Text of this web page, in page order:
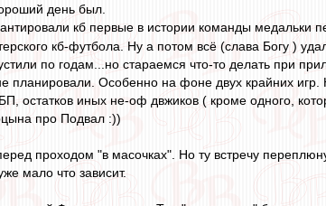
день был.
кб первые в истории команды медальки
кб-футбола. Ну а потом всё (слава Богу )
по годам...но стараемся что-то делать при
планировали. Особенно на фоне двух крайних
остатков иных не-оф двжиков ( кроме одного,
про Подвал :))
проходом "в масочках". Но ту встречу
мало что зависит.